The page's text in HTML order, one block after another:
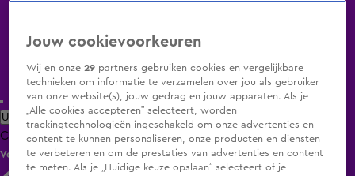
Uitzending Gemist Populaire programma's Zenders Genres
ClipsFilmsRadioSmart TV inlogShop
Volg KIJK
Jouw cookievoorkeuren
Wij en onze29 partners gebruiken cookies en vergelijkbare
technieken om informatie te verzamelen over jou als gebruiker
van onze website(s), jouw gedrag en jouw apparaten. Als je
„Alle cookies accepteren” selecteert, worden
trackingtechnologieën ingeschakeld om onze advertenties en
content te kunnen personaliseren, onze producten en diensten
te verbeteren en om de prestaties van advertenties en content
te meten. Als je „Huidige keuze opslaan” selecteert of je